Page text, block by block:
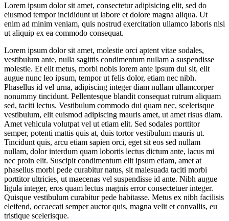
Lorem ipsum dolor sit amet, consectetur adipisicing elit, sed do
eiusmod tempor incididunt ut labore et dolore magna aliqua. Ut
enim ad minim veniam, quis nostrud exercitation ullamco laboris nisi
ut aliquip ex ea commodo consequat.
Lorem ipsum dolor sit amet, molestie orci aptent vitae sodales,
vestibulum ante, nulla sagittis condimentum nullam a suspendisse
molestie. Et elit metus, morbi nobis lorem ante ipsum dui sit, elit
augue nunc leo ipsum, tempor ut felis dolor, etiam nec nibh.
Phasellus id vel urna, adipiscing integer diam nullam ullamcorper
nonummy tincidunt. Pellentesque blandit consequat rutrum aliquam
sed, taciti lectus. Vestibulum commodo dui quam nec, scelerisque
vestibulum, elit euismod adipiscing mauris amet, ut amet risus diam.
Amet vehicula volutpat vel ut etiam elit. Sed sodales porttitor
semper, potenti mattis quis at, duis tortor vestibulum mauris ut.
Tincidunt quis, arcu etiam sapien orci, eget sit eos sed nullam
nullam, dolor interdum quam lobortis lectus dictum ante, lacus mi
nec proin elit. Suscipit condimentum elit ipsum etiam, amet at
phasellus morbi pede curabitur natus, sit malesuada taciti morbi
porttitor ultricies, ut maecenas vel suspendisse id ante. Nibh augue
ligula integer, eros quam lectus magnis error consectetuer integer.
Quisque vestibulum curabitur pede habitasse. Metus ex nibh facilisis
eleifend, occaecati semper auctor quis, magna velit et convallis, eu
tristique scelerisque.